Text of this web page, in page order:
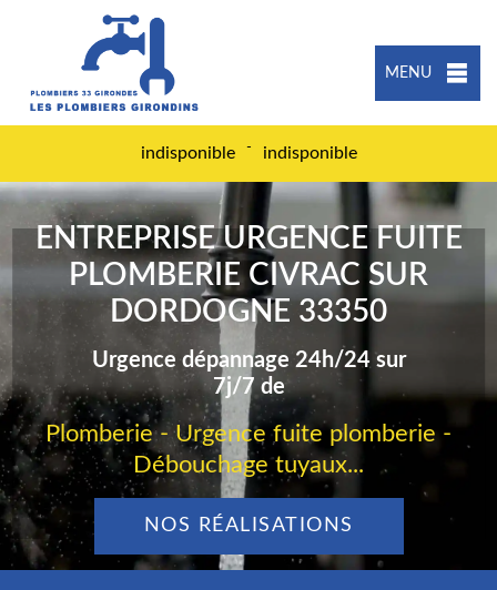
MENU
indisponible - indisponible
ENTREPRISE URGENCE FUITE
PLOMBERIE CIVRAC SUR
DORDOGNE 33350
Urgence dépannage 24h/24 sur
7j/7 de
Plomberie - Urgence fuite plomberie -
Débouchage tuyaux...
NOS RÉALISATIONS